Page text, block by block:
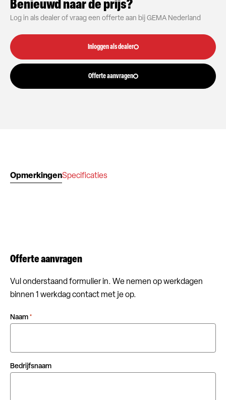
Benieuwd naar de prijs?
Log in als dealer of vraag een offerte aan bij GEMA Nederland
Inloggen als dealer
Offerte aanvragen
OpmerkingenSpecificaties
Offerte aanvragen
Vul onderstaand formulier in. We nemen op werkdagen
binnen 1 werkdag contact met je op.
Naam *
Bedrijfsnaam